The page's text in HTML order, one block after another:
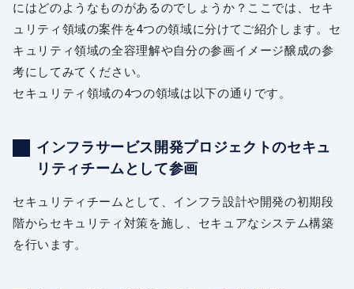
にはどのようなものがあるのでしょうか？ここでは、セキ
ュリティ領域の案件を4つの領域に分けてご紹介します。セ
キュリティ領域の全容理解や自分の参画イメージ醸成の参
考にしてみてください。
セキュリティ領域の4つの領域は以下の通りです。
インフラサービス開発プロジェクトのセキュ
リティチームとして参画
セキュリティチームとして、インフラ設計や開発の初期段
階からセキュリティ対策を施し、セキュアなシステム構築
を行います。